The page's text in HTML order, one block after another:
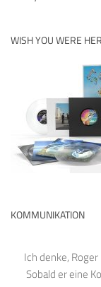
WISH YOU WERE
KOMMUNIKATION
Ich denke,
Sobald er eine